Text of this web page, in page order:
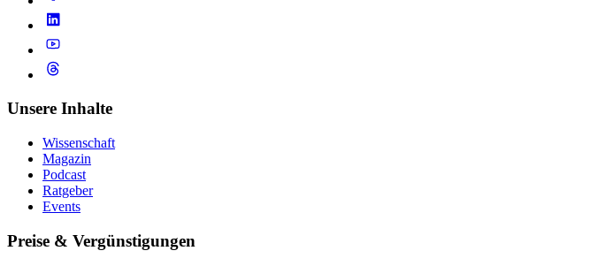
Unsere Inhalte
Wissenschaft
Magazin
Podcast
Ratgeber
Events
Preise & Vergünstigungen